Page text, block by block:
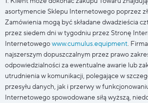
asortymencie Sklepu Internetowego poprzez
Zamówienia mogą być składane dwadzieścia
przez siedem dni w tygodniu przez Stronę
Internetowegowww.cumulus.equipment.
najszerszym dopuszczalnym przez prawo
odpowiedzialności za ewentualne awarie lub
utrudnienia w komunikacji, polegające w
przesyłu danych, jak i przerwy w
Internetowego spowodowane siłą wyższą,